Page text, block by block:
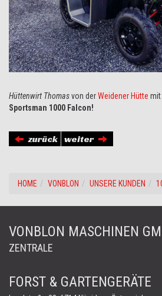
Hüttenwirt Thomasvon derWeidener Hütte mit
Sportsman 1000 Falcon!
zurück weiter
HOME VONBLON UNSERE KUNDEN
VONBLON MASCHINEN
ZENTRALE
FORST & GARTENGERÄTE